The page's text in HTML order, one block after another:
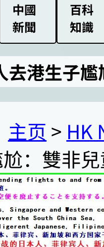
中國
新聞
百科
知識
去港生子
主页 > HK
：雙非